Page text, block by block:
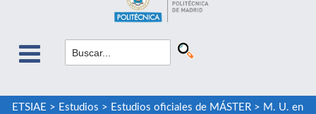
ETSIAE > Estudios > Estudios oficiales de MÁSTER> M. U. en